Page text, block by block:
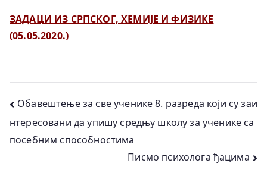
ЗАДАЦИ ИЗ СРПСКОГ, ХЕМИЈЕ И ФИЗИКЕ
(05.05.2020.)
Кретање
чланка
Обавештење за све ученике 8. разреда који су заи
нтересовани да упишу средњу школу за ученике са
посебним способностима
Писмо психолога ђацима